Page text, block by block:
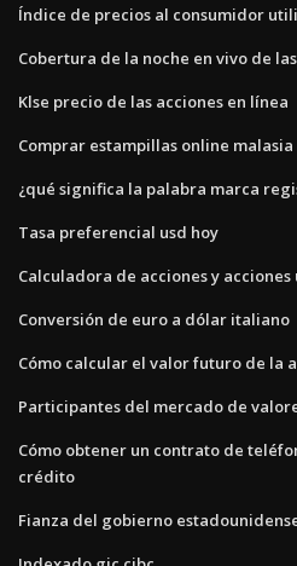
Índice de precios al consumidor
Cobertura de la noche en vivo de
Klse precio de las acciones en línea
Comprar estampillas online malasia
¿qué significa la palabra marca
Tasa preferencial usd hoy
Calculadora de acciones y acciones
Conversión de euro a dólar italiano
Cómo calcular el valor futuro de la
Participantes del mercado de
Cómo obtener un contrato de
crédito
Fianza del gobierno